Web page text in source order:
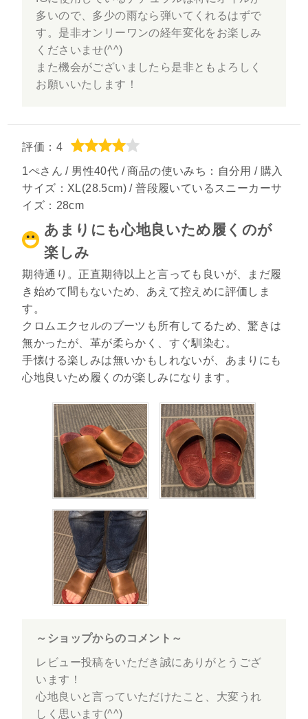
多いので、多少の雨なら弾いてくれるはずで
す。是非オンリーワンの経年変化をお楽しみ
くださいませ(^^)
また機会がございましたら是非ともよろしく
お願いいたします！
評価：4
1ぺさん / 男性40代 / 商品の使いみち：自分用 / 購入
サイズ：XL(28.5cm) / 普段履いているスニーカーサ
イズ：28cm
あまりにも心地良いため履くのが
楽しみ
期待通り。正直期待以上と言っても良いが、まだ履
き始めて間もないため、あえて控えめに評価しま
す。
クロムエクセルのブーツも所有してるため、驚きは
無かったが、革が柔らかく、すぐ馴染む。
手懐ける楽しみは無いかもしれないが、あまりにも
心地良いため履くのが楽しみになります。
～ショップからのコメント～
レビュー投稿をいただき誠にありがとうござ
います！
心地良いと言っていただけたこと、大変うれ
しく思います(^^)